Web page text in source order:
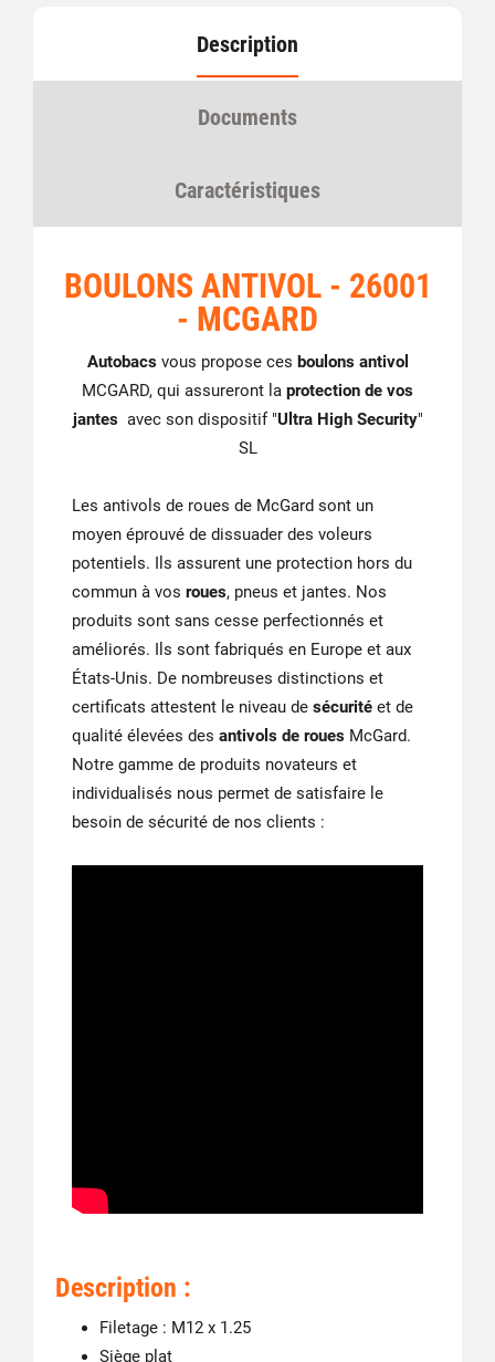
Description
Documents
Caractéristiques
BOULONS ANTIVOL - 26001
- MCGARD
Autobacsvous propose ces boulons antivol
MCGARD, qui assureront la protection de vos
jantes avec son dispositif "Ultra High Security"
SL
Les antivols de roues de McGard sont un
moyen éprouvé de dissuader des voleurs
potentiels. Ils assurent une protection hors du
commun à vos roues, pneus et jantes. Nos
produits sont sans cesse perfectionnés et
améliorés. Ils sont fabriqués en Europe et aux
États-Unis. De nombreuses distinctions et
certificats attestent le niveau de sécurité et de
qualité élevées des antivols de roues McGard.
Notre gamme de produits novateurs et
individualisés nous permet de satisfaire le
besoin de sécurité de nos clients :
Description :
Filetage : M12 x 1.25
Siège plat